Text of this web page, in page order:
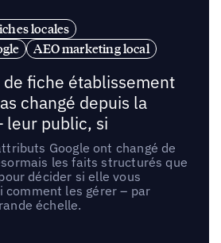
locales
AEO marketing local
de fiche établissement
changé depuis la
leur public, si
Google ont changé de
les faits structurés que
décider si elle vous
comment les gérer – par
échelle.